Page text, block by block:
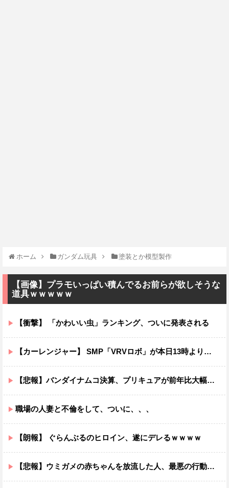
ホーム ガンダム玩具 塗装とか模型製作
【画像】プラモいっぱい積んでるお前らが欲しそうな
道具ｗｗｗｗｗ
【衝撃】 「かわいい虫」ランキング、ついに発表される
【カーレンジャー】 SMP「VRVロボ」が本日13時より予約受付開始！！プレミアムバンダイ限定で登場！！
【悲報】バンダイナムコ決算、プリキュアが前年比大幅減少
職場の人妻と不倫をして、ついに、、、
【朗報】 ぐらんぶるのヒロイン、遂にデレるｗｗｗｗ
【悲報】ウミガメの赤ちゃんを放流した人、最悪の行動だと叩かれるｗｗｗｗ